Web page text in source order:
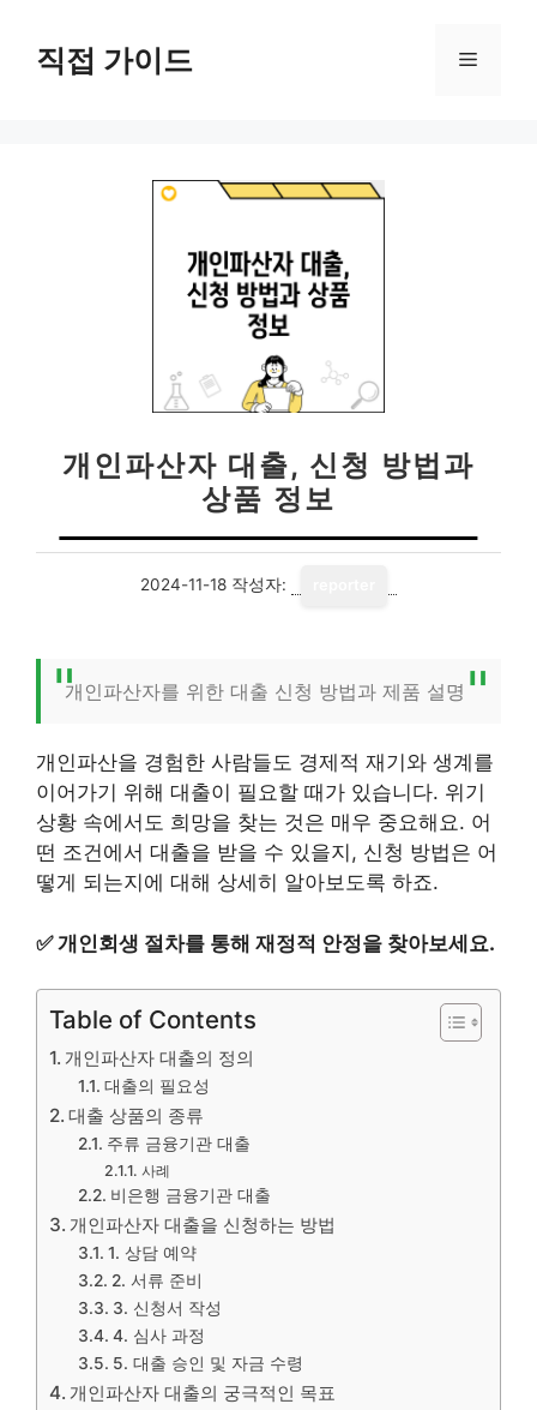
직접 가이드 메
개인파산자 대출, 신청 방법과
상품 정보
2024-11-18 작성자:
개인파산자를 위한 대출 신청 방법과 제품 설명
개인파산을 경험한 사람들도 경제적 재기와 생계를
이어가기 위해 대출이 필요할 때가 있습니다. 위기
상황 속에서도 희망을 찾는 것은 매우 중요해요. 어
떤 조건에서 대출을 받을 수 있을지, 신청 방법은 어
떻게 되는지에 대해 상세히 알아보도록 하죠.
✅개인회생 절차를 통해 재정적 안정을 찾아보세요.
Table of Contents
개인파산자 대출의 정의
대출의 필요성
대출 상품의 종류
주류 금융기관 대출
사례
비은행 금융기관 대출
개인파산자 대출을 신청하는 방법
1. 상담 예약
2. 서류 준비
3. 신청서 작성
4. 심사 과정
5. 대출 승인 및 자금 수령
개인파산자 대출의 궁극적인 목표